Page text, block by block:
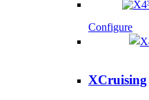
Configure
XCruising